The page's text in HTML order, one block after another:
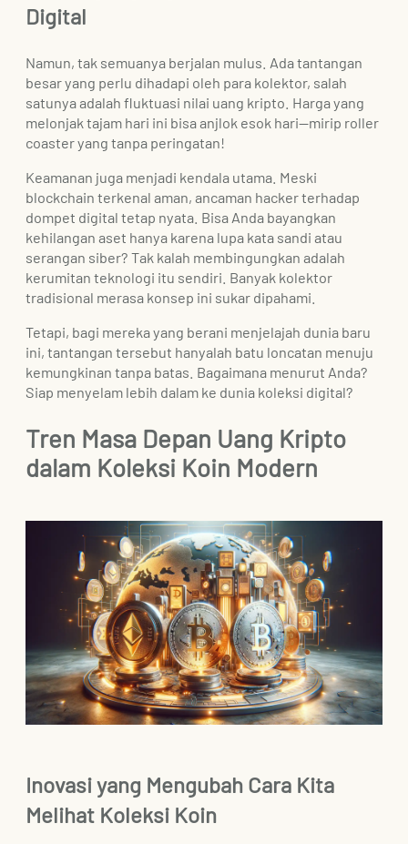
Digital
Namun, tak semuanya berjalan mulus. Ada tantangan
besar yang perlu dihadapi oleh para kolektor, salah
satunya adalah fluktuasi nilai uang kripto. Harga yang
melonjak tajam hari ini bisa anjlok esok hari—mirip roller
coaster yang tanpa peringatan!
Keamanan juga menjadi kendala utama. Meski
blockchain terkenal aman, ancaman hacker terhadap
dompet digital tetap nyata. Bisa Anda bayangkan
kehilangan aset hanya karena lupa kata sandi atau
serangan siber? Tak kalah membingungkan adalah
kerumitan teknologi itu sendiri. Banyak kolektor
tradisional merasa konsep ini sukar dipahami.
Tetapi, bagi mereka yang berani menjelajah dunia baru
ini, tantangan tersebut hanyalah batu loncatan menuju
kemungkinan tanpa batas. Bagaimana menurut Anda?
Siap menyelam lebih dalam ke dunia koleksi digital?
Tren Masa Depan Uang Kripto
dalam Koleksi Koin Modern
Inovasi yang Mengubah Cara Kita
Melihat Koleksi Koin